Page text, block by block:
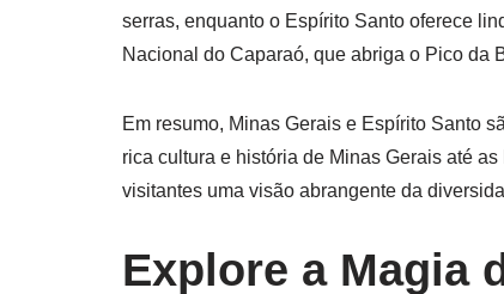
serras, enquanto o Espírito Santo oferece
Nacional do Caparaó, que abriga o Pico da
Em resumo, Minas Gerais e Espírito Santo
rica cultura e história de Minas Gerais até
visitantes uma visão abrangente da
Explore a Magia